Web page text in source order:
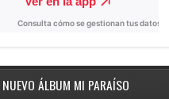
ÁLBUM MI PARAÍSO